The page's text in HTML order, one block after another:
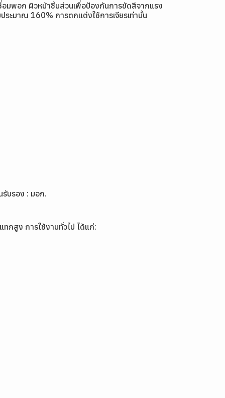
อมพอก ผิวหน้าชิ้นส่วนเพื่อป้องกันการขัดสีจากแรง
ระมาณ 160% การตกแต่งใช้การเจียรเท่านั้น
บรอง : มอก.
กสูง การใช้งานทั่วไป ได้แก่: